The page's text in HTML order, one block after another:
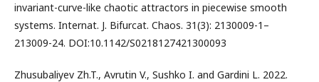
invariant-curve-like chaotic attractors in piecewise smooth
systems. Internat. J. Bifurcat. Chaos. 31(3): 2130009-1–
213009-24. DOI:10.1142/S0218127421300093
Zhusubaliyev Zh.T., Avrutin V., Sushko I. and Gardini L. 2022.